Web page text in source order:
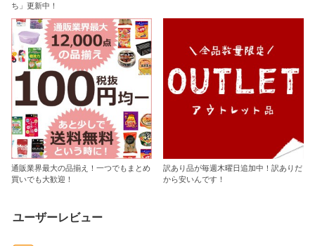
ち」更新中！
通販業界最大の品揃え！一つでもまとめ
買いでも大歓迎！
訳あり品が毎週木曜日追加中！訳ありだ
から安いんです！
ユーザーレビュー